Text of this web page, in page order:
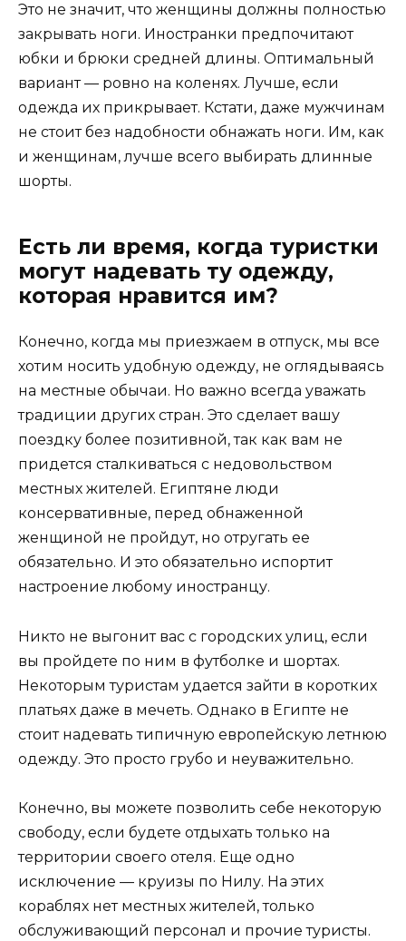
Это не значит, что женщины должны полностью
закрывать ноги. Иностранки предпочитают
юбки и брюки средней длины. Оптимальный
вариант — ровно на коленях. Лучше, если
одежда их прикрывает. Кстати, даже мужчинам
не стоит без надобности обнажать ноги. Им, как
и женщинам, лучше всего выбирать длинные
шорты.
Есть ли время, когда туристки
могут надевать ту одежду,
которая нравится им?
Конечно, когда мы приезжаем в отпуск, мы все
хотим носить удобную одежду, не оглядываясь
на местные обычаи. Но важно всегда уважать
традиции других стран. Это сделает вашу
поездку более позитивной, так как вам не
придется сталкиваться с недовольством
местных жителей. Египтяне люди
консервативные, перед обнаженной
женщиной не пройдут, но отругать ее
обязательно. И это обязательно испортит
настроение любому иностранцу.
Никто не выгонит вас с городских улиц, если
вы пройдете по ним в футболке и шортах.
Некоторым туристам удается зайти в коротких
платьях даже в мечеть. Однако в Египте не
стоит надевать типичную европейскую летнюю
одежду. Это просто грубо и неуважительно.
Конечно, вы можете позволить себе некоторую
свободу, если будете отдыхать только на
территории своего отеля. Еще одно
исключение — круизы по Нилу. На этих
кораблях нет местных жителей, только
обслуживающий персонал и прочие туристы.